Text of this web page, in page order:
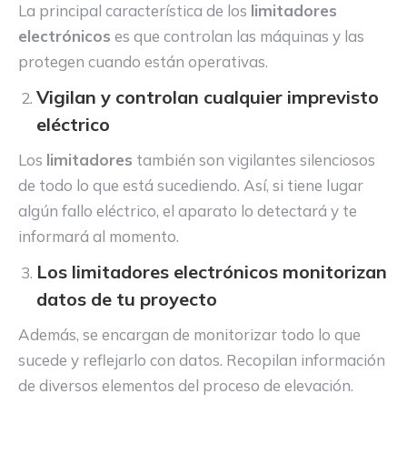
La principal característica de los limitadores
electrónicos es que controlan las máquinas y las
protegen cuando están operativas.
Vigilan y controlan cualquier imprevisto
eléctrico
Los limitadores también son vigilantes silenciosos
de todo lo que está sucediendo. Así, si tiene lugar
algún fallo eléctrico, el aparato lo detectará y te
informará al momento.
Los limitadores electrónicos monitorizan
datos de tu proyecto
Además, se encargan de monitorizar todo lo que
sucede y reflejarlo con datos. Recopilan información
de diversos elementos del proceso de elevación.